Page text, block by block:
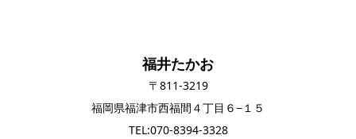
福井たかお
〒811-3219
福岡県福津市西福間４丁目６−１５
TEL:070-8394-3328